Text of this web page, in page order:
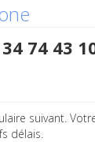
74 43
suivant.
délais.